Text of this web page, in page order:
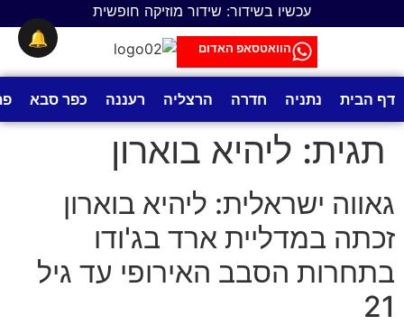
עכשיו בשידור: שידור מוזיקה חופשית
הוואטסאפ האדום
דף הבית נתניה חדרה הרצליה רעננה כפר סבא
תגית: ליהיא בוארון
גאווה ישראלית: ליהיא בוארון
זכתה במדליית ארד בג'ודו
בתחרות הסבב האירופי עד גיל
21
🔔